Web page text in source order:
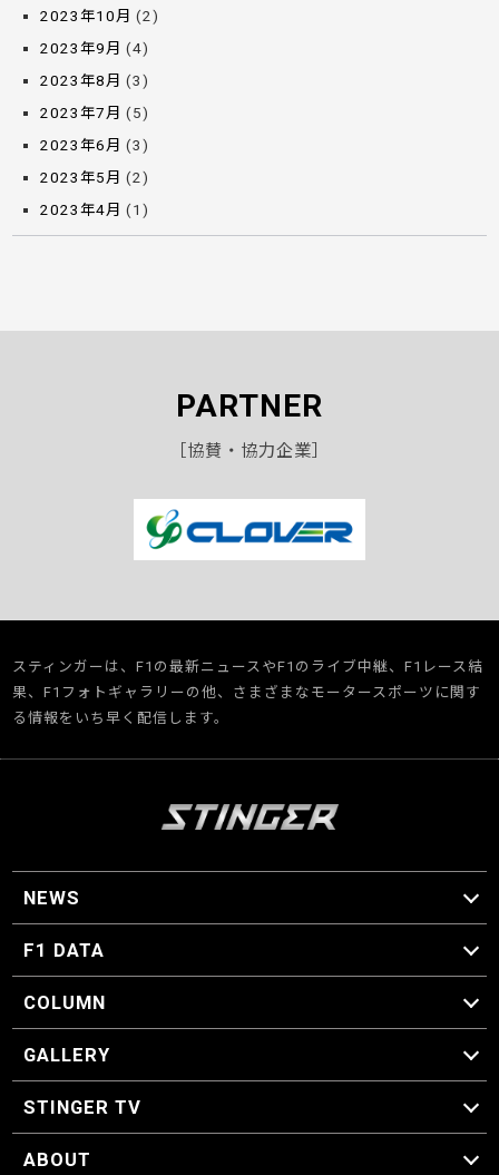
2023年10月 (2)
2023年9月 (4)
2023年8月 (3)
2023年7月 (5)
2023年6月 (3)
2023年5月 (2)
2023年4月 (1)
PARTNER
［協賛・協力企業］
スティンガーは、F1の最新ニュースやF1のライブ中継、F1レース結
果、F1フォトギャラリーの他、さまざまなモータースポーツに関す
る情報をいち早く配信します。
NEWS
F1 ニュース
F1 DATA
F1 日程
F1 データ
COLUMN
マイ・ワンダフル・サーキット
スクーデリア・一方通行
F1に燃え、ゴルフに泣く日々。
スティングくんの部屋
GALLERY
GALLERY
STINGER TV
STINGER TV
ABOUT